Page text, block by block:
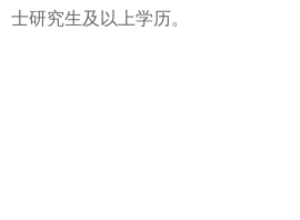
士研究生及以上学历。